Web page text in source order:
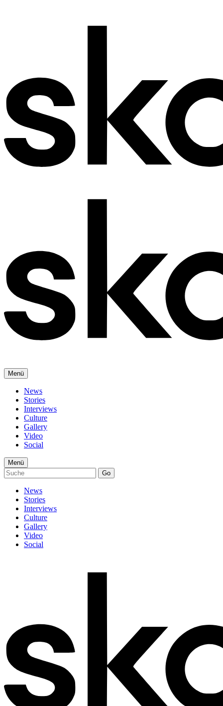
Menü
News
Stories
Interviews
Culture
Gallery
Video
Social
Menü
Go
News
Stories
Interviews
Culture
Gallery
Video
Social